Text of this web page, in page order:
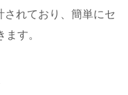
されており、簡単にセ
す。